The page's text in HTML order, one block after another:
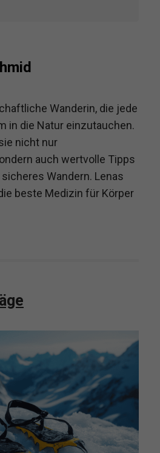
Wanderin, die jede
in die Natur einzutauchen.
nicht nur
auch wertvolle Tipps
Wandern. Lenas
beste Medizin für Körper